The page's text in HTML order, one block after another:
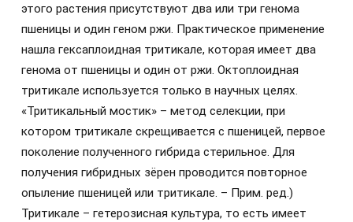
этого растения присутствуют два или три генома
пшеницы и один геном ржи. Практическое применение
нашла гексаплоидная тритикале, которая имеет два
генома от пшеницы и один от ржи. Октоплоидная
тритикале используется только в научных целях.
«Тритикальный мостик» – метод селекции, при
котором тритикале скрещивается с пшеницей, первое
поколение полученного гибрида стерильное. Для
получения гибридных зёрен проводится повторное
опыление пшеницей или тритикале. – Прим. ред.)
Тритикале – гетерозисная культура, то есть имеет